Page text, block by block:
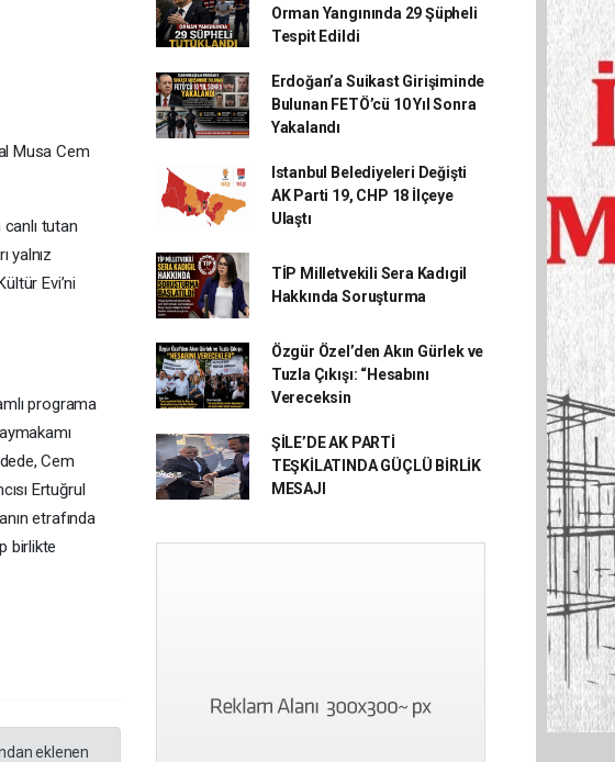
Musa Cem
tutan
yalnız
Evi’ni
programa
Cem
Ertuğrul
etrafında
birlikte
eklenen
Orman Yangınında 29 Şüpheli
Tespit Edildi
Erdoğan’a Suikast Girişiminde
Bulunan FETÖ’cü 10 Yıl Sonra
Yakalandı
Istanbul Belediyeleri Değişti
AK Parti 19, CHP 18 İlçeye
Ulaştı
TİP Milletvekili Sera Kadıgil
Hakkında Soruşturma
Özgür Özel’den Akın Gürlek ve
Tuzla Çıkışı: “Hesabını
Vereceksin
ŞİLE’DE AK PARTİ
TEŞKİLATINDA GÜÇLÜ BİRLİK
MESAJI